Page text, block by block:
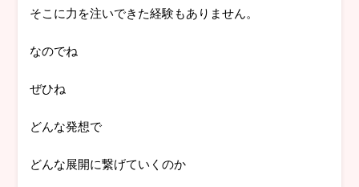
そこに力を注いできた経験もありません。
なのでね
ぜひね
どんな発想で
どんな展開に繋げていくのか